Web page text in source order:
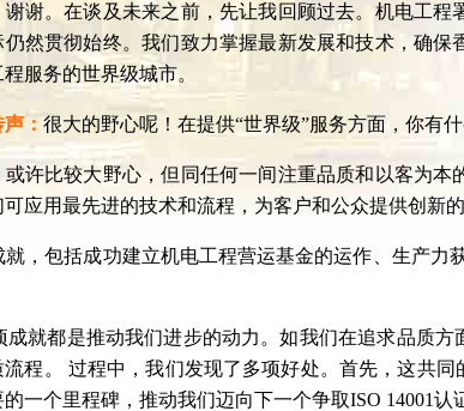
谢谢。在谈及未来之前，先让我回顾过去。机电工
仍然贯彻始终。我们致力掌握最新发展和技术，确
服务的世界级城市。
： 很大的野心呢！在提供“世界级”服务方面，你有
或许比较大野心，但同任何一间注重品质和以客为
应用最先进的技术和流程，为客户和公众提供创新
，包括成功建立机电工程营运基金的运作、生产力
就都是推动我们进步的动力。如我们在追求品质
程。 过程中，我们发现了多项好处。首先，这共
一个里程碑，推动我们迈向下一个争取ISO 14001认